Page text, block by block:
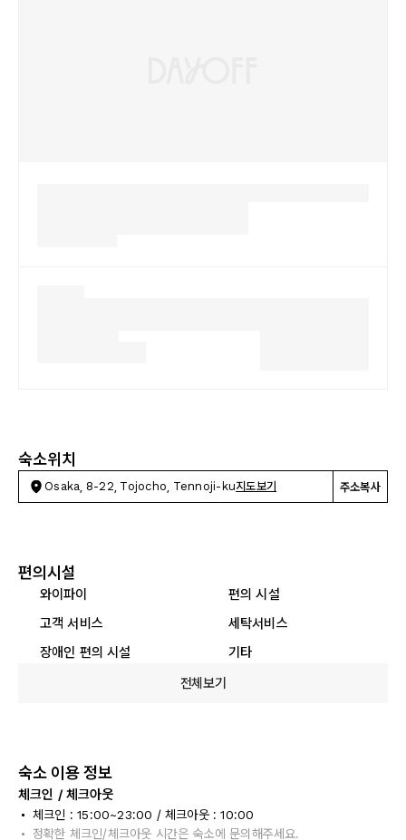
숙소위치
Osaka, 8-22, Tojocho, Tennoji-ku지도보기 주소복사
편의시설
와이파이
편의 시설
고객 서비스
세탁서비스
장애인 편의 시설
기타
전체보기
숙소 이용 정보
체크인 / 체크아웃
체크인 : 15:00~23:00 / 체크아웃 : 10:00
정확한 체크인/체크아웃 시간은 숙소에 문의해주세요.